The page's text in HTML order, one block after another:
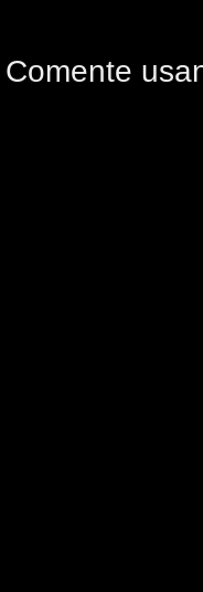
Comente